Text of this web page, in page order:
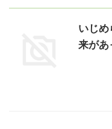
いじ
来があ